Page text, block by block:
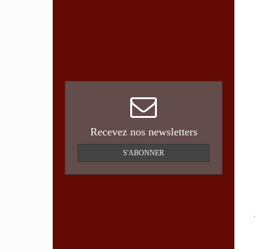
Recevez nos newsletters
S'ABONNER